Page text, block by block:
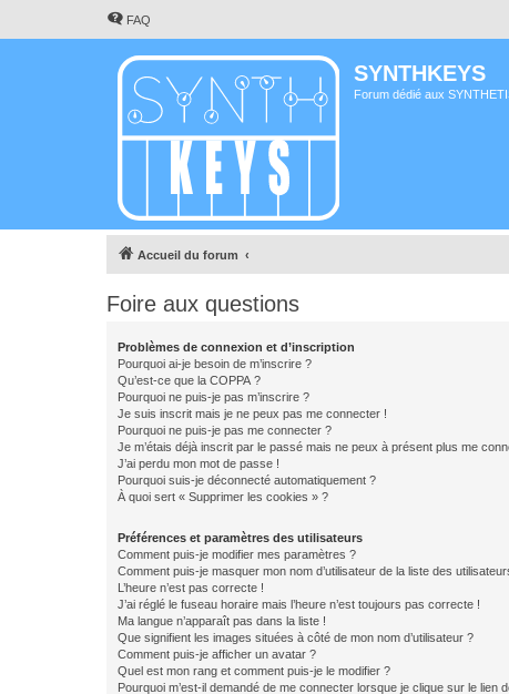
FAQ
SYNTHKEYS
Forum dédié aux
Accueil du forum
Foire aux questions
Problèmes de connexion et d’inscription
Pourquoi ai-je besoin de m’inscrire ?
Qu’est-ce que la COPPA ?
Pourquoi ne puis-je pas m’inscrire ?
Je suis inscrit mais je ne peux pas me connecter !
Pourquoi ne puis-je pas me connecter ?
Je m’étais déjà inscrit par le passé mais ne peux à présent plus me
J’ai perdu mon mot de passe !
Pourquoi suis-je déconnecté automatiquement ?
À quoi sert « Supprimer les cookies » ?
Préférences et paramètres des utilisateurs
Comment puis-je modifier mes paramètres ?
Comment puis-je masquer mon nom d’utilisateur de la liste des
L’heure n’est pas correcte !
J’ai réglé le fuseau horaire mais l’heure n’est toujours pas correcte !
Ma langue n’apparaît pas dans la liste !
Que signifient les images situées à côté de mon nom d’utilisateur ?
Comment puis-je afficher un avatar ?
Quel est mon rang et comment puis-je le modifier ?
Pourquoi m’est-il demandé de me connecter lorsque je clique sur le lien